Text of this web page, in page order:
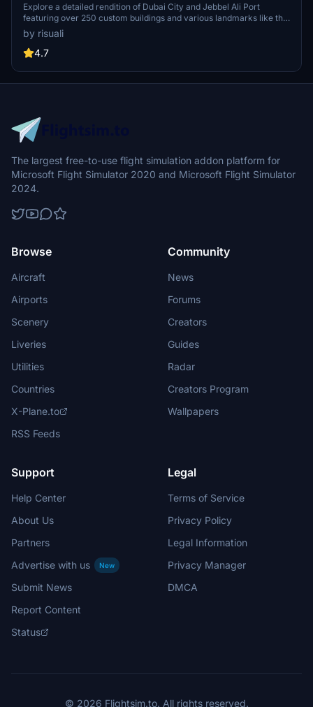
Explore a detailed rendition of Dubai City and Jebbel Ali Port
featuring over 250 custom buildings and various landmarks like the
iconic hotels and tourist attractions. While focusing on enhancing
the daytime visuals, this pack offers improved textures for select
buildings, promising a refreshing experience for simmers.
to address previous elevation issues, ensuring a more immersive
flight into this dynamic cityscape.
by risuali
4.7
The largest free-to-use flight simulation addon platform for
Microsoft Flight Simulator 2020 and Microsoft Flight Simulator
2024.
Browse
Aircraft
Airports
Scenery
Liveries
Utilities
Countries
X-Plane.to
RSS Feeds
Community
News
Forums
Creators
Guides
Radar
Creators Program
Wallpapers
Support
Help Center
About Us
Partners
Advertise with us
New
Submit News
Report Content
Status
Legal
Terms of Service
Privacy Policy
Legal Information
Privacy Manager
DMCA
© 2026 Flightsim.to. All rights reserved.